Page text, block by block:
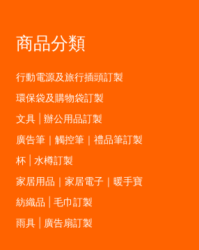
商品分類
行動電源及旅行插頭訂製
環保袋及購物袋訂製
文具 | 辦公用品訂製
廣告筆｜觸控筆｜禮品筆訂製
杯 | 水樽訂製
家居用品｜家居電子｜暖手寶
紡織品 | 毛巾訂製
雨具 | 廣告扇訂製